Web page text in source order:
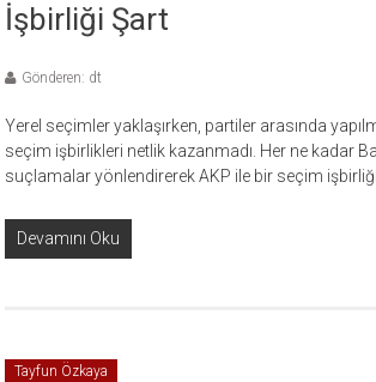
İşbirliği Şart
Gönderen: dt
Yerel seçimler yaklaşırken, partiler arasında
seçim işbirlikleri netlik kazanmadı. Her ne kadar
suçlamalar yönlendirerek AKP ile bir seçim
Devamını Oku
Tayfun Özkaya